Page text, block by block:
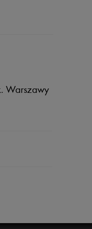
Warszawy